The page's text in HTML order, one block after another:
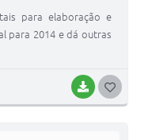
BAIXAR
para elaboração e
para 2014 e dá outras